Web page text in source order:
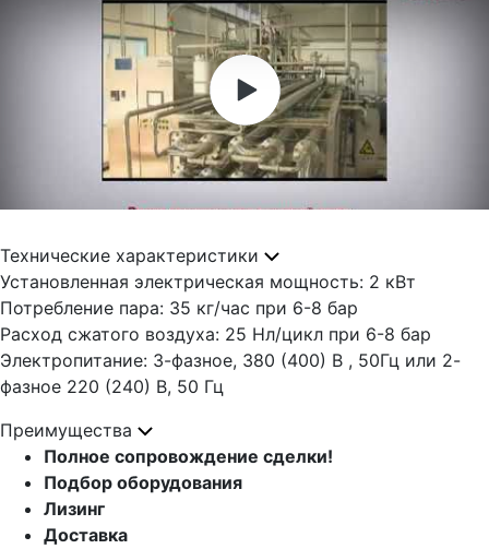
Технические характеристики
Установленная электрическая мощность: 2 кВт
Потребление пара: 35 кг/час при 6-8 бар
Расход сжатого воздуха: 25 Нл/цикл при 6-8 бар
Электропитание: 3-фазное, 380 (400) В , 50Гц или 2-
фазное 220 (240) В, 50 Гц
Преимущества
Полное сопровождение сделки!
Подбор оборудования
Лизинг
Доставка